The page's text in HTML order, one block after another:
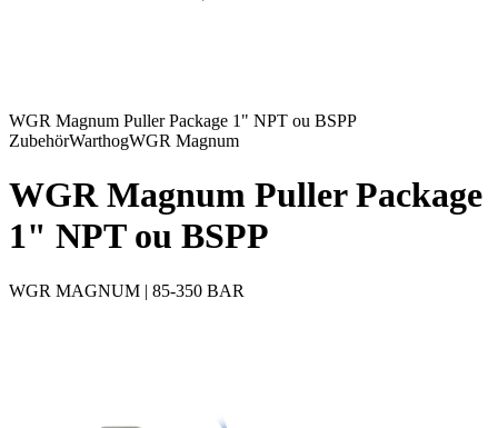
WGR Magnum Puller Package 1" NPT ou BSPP
ZubehörWarthogWGR Magnum
WGR Magnum Puller Package
1" NPT ou BSPP
WGR MAGNUM | 85-350 BAR